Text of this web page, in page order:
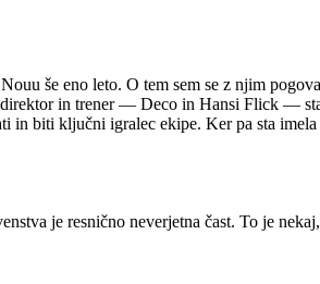
še eno leto. O tem sem se z njim
in trener — Deco in Hansi Flick —
in biti ključni igralec ekipe. Ker pa sta
je resnično neverjetna čast. To je